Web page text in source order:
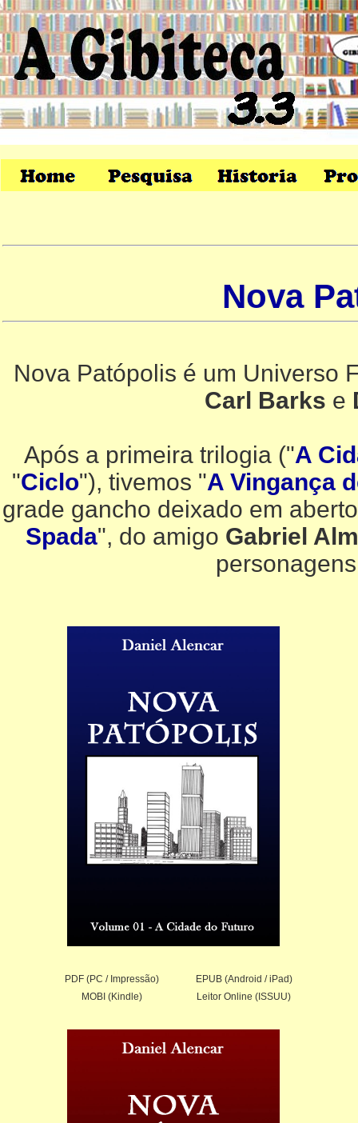
Nova
Nova Patópolis é um Universo
Carl Barks e
Após a primeira trilogia ("A
"Ciclo"), tivemos "A Vingança
grade gancho deixado em
Spada", do amigo Gabriel
PDF (PC / Impressão)
EPUB (Android / iPad)
MOBI (Kindle)
Leitor Online (ISSUU)